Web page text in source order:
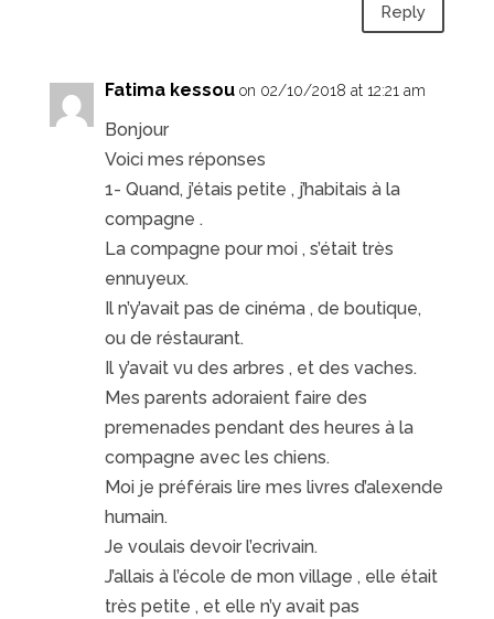
Reply
Fatima kessou on 02/10/2018 at 12:21 am
Bonjour
Voici mes réponses
1- Quand, j’étais petite , j’habitais à la
compagne .
La compagne pour moi , s’était très
ennuyeux.
Il n’y’avait pas de cinéma , de boutique,
ou de réstaurant.
Il y’avait vu des arbres , et des vaches.
Mes parents adoraient faire des
premenades pendant des heures à la
compagne avec les chiens.
Moi je préférais lire mes livres d’alexende
humain.
Je voulais devoir l’ecrivain.
J’allais à l’école de mon village , elle était
très petite , et elle n’y avait pas